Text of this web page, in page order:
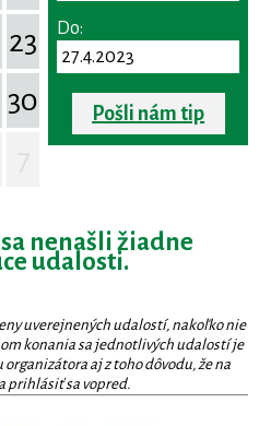
23
30
Do:
Pošli nám tip
nenašli žiadne
udalosti.
uverejnených udalostí, nakoľko nie
konania sa jednotlivých udalostí je
aj z toho dôvodu, že na
prihlásiť sa vopred.